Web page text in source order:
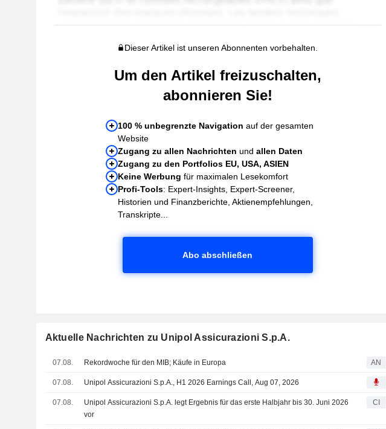
Dieser Artikel ist unseren Abonnenten vorbehalten.
Um den Artikel freizuschalten,
abonnieren Sie!
100 % unbegrenzte Navigation auf der gesamten
Website
Zugang zu allen Nachrichten undallen Daten
Zugang zu den Portfolios EU, USA, ASIEN
Keine Werbung für maximalen Lesekomfort
Profi-Tools: Expert-Insights, Expert-Screener,
Historien und Finanzberichte, Aktienempfehlungen,
Transkripte...
Abo abschließen
Aktuelle Nachrichten zu Unipol Assicurazioni S.p.A.
07.08. Rekordwoche für den MIB; Käufe in Europa AN
07.08. Unipol Assicurazioni S.p.A., H1 2026 Earnings Call, Aug 07, 2026
07.08.
Unipol Assicurazioni S.p.A. legt Ergebnis für das erste Halbjahr bis 30. Juni 2026
vor
CI